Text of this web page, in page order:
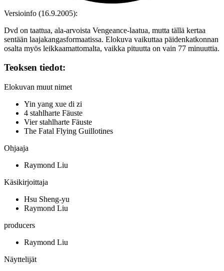
Versioinfo (16.9.2005):
Dvd on taattua, ala‑arvoista Vengeance-laatua, mutta tällä kertaa
sentään laajakangasformaatissa. Elokuva vaikuttaa päidenkatkonnan
osalta myös leikkaamattomalta, vaikka pituutta on vain 77 minuuttia.
Teoksen tiedot:
Elokuvan muut nimet
Yin yang xue di zi
4 stahlharte Fäuste
Vier stahlharte Fäuste
The Fatal Flying Guillotines
Ohjaaja
Raymond Liu
Käsikirjoittaja
Hsu Sheng-yu
Raymond Liu
producers
Raymond Liu
Näyttelijät